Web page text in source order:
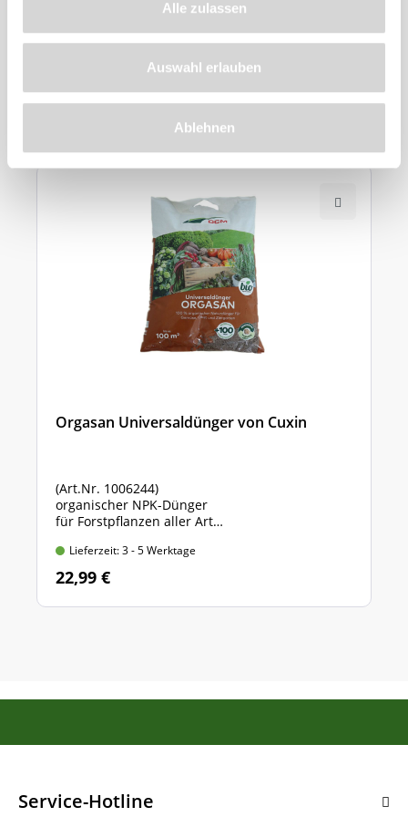
Alle zulassen
Auswahl erlauben
Ablehnen
Produkt
Orgasan Universaldünger von Cuxin
(Art.Nr. 1006244)
organischer NPK-Dünger
für Forstpflanzen aller Art
Lieferzeit: 3 - 5 Werktage
22,99 €
Service-Hotline